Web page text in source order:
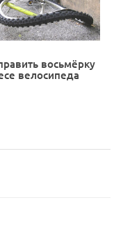
восьмёрку
велосипеда